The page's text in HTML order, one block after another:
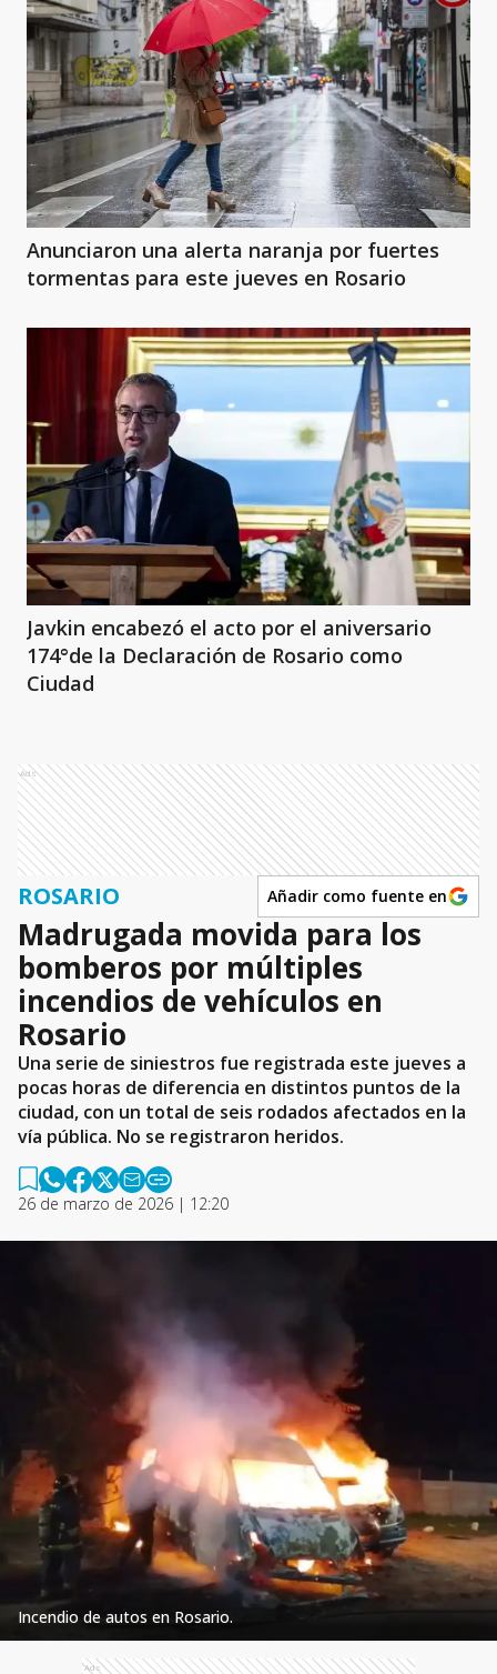
Anunciaron una alerta naranja por fuertes
tormentas para este jueves en Rosario
Javkin encabezó el acto por el aniversario
174°de la Declaración de Rosario como
Ciudad
Ads
ROSARIO Añadir como fuente en
Madrugada movida para los
bomberos por múltiples
incendios de vehículos en
Rosario
Una serie de siniestros fue registrada este jueves a
pocas horas de diferencia en distintos puntos de la
ciudad, con un total de seis rodados afectados en la
vía pública. No se registraron heridos.
26 de marzo de 2026 | 12:20
Incendio de autos en Rosario.
Ads